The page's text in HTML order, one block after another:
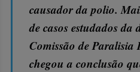
causador da polio.
de casos estudados da
Comissão de
chegou a conclusão